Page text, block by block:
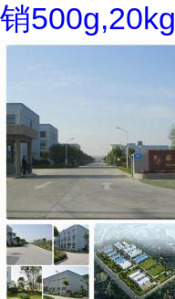
销500g,20kg